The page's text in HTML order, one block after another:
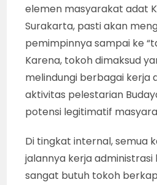
elemen masyarakat adat
Surakarta, pasti akan
pemimpinnya sampai ke
Karena, tokoh dimaksud
melindungi berbagai kerja
aktivitas pelestarian
potensi legitimatif
Di tingkat internal, semua
jalannya kerja
sangat butuh tokoh